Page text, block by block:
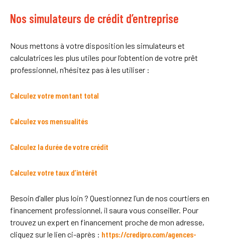
Nos simulateurs de crédit d’entreprise
Nous mettons à votre disposition les simulateurs et
calculatrices les plus utiles pour l’obtention de votre prêt
professionnel, n’hésitez pas à les utiliser :
Calculez votre montant total
Calculez vos mensualités
Calculez la durée de votre crédit
Calculez votre taux d’intérêt
Besoin d’aller plus loin ? Questionnez l’un de nos courtiers en
financement professionnel, il saura vous conseiller. Pour
trouvez un expert en financement proche de mon adresse,
cliquez sur le lien ci-après : https://credipro.com/agences-